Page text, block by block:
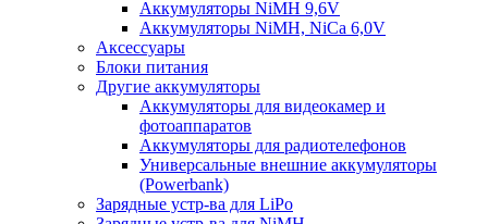
Аккумуляторы NiMH 9,6V
Аккумуляторы NiMH, NiCa 6,0V
Аксессуары
Блоки питания
Другие аккумуляторы
Аккумуляторы для видеокамер и
фотоаппаратов
Аккумуляторы для радиотелефонов
Универсальные внешние аккумуляторы
(Powerbank)
Зарядные устр-ва для LiPo